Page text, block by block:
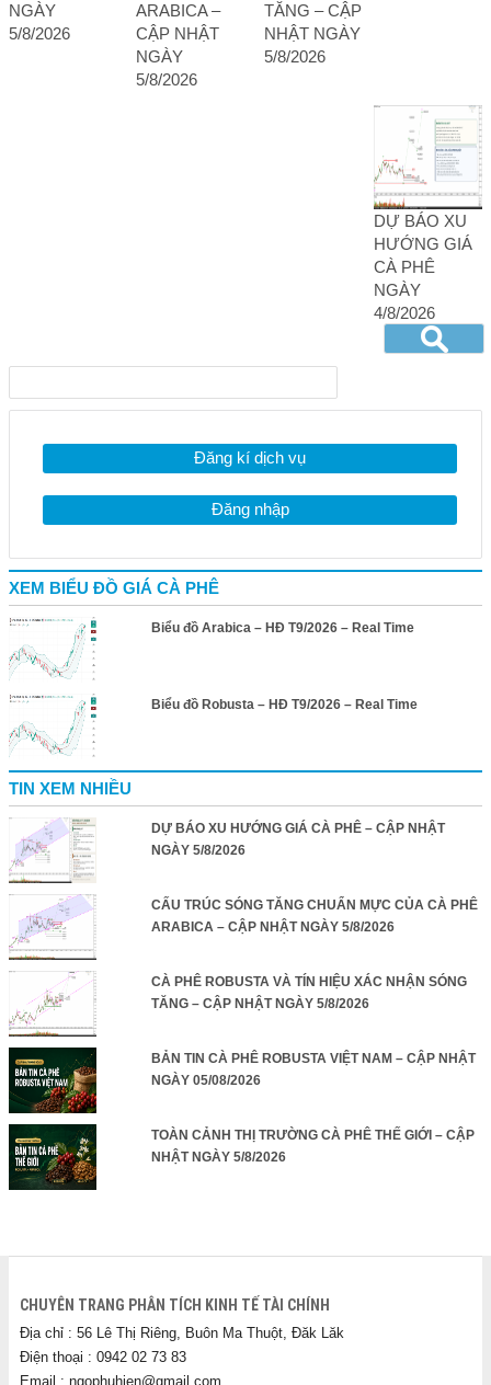
NGÀY
5/8/2026
ARABICA –
CẬP NHẬT
NGÀY
5/8/2026
TĂNG – CẬP
NHẬT NGÀY
5/8/2026
DỰ BÁO XU
HƯỚNG GIÁ
CÀ PHÊ
NGÀY
4/8/2026
Đăng kí dịch vụ
Đăng nhập
XEM BIỂU ĐỒ GIÁ CÀ PHÊ
Biểu đồ Arabica – HĐ T9/2026 – Real Time
Biểu đồ Robusta – HĐ T9/2026 – Real Time
TIN XEM NHIỀU
DỰ BÁO XU HƯỚNG GIÁ CÀ PHÊ – CẬP NHẬT
NGÀY 5/8/2026
CẤU TRÚC SÓNG TĂNG CHUẨN MỰC CỦA CÀ PHÊ
ARABICA – CẬP NHẬT NGÀY 5/8/2026
CÀ PHÊ ROBUSTA VÀ TÍN HIỆU XÁC NHẬN SÓNG
TĂNG – CẬP NHẬT NGÀY 5/8/2026
BẢN TIN CÀ PHÊ ROBUSTA VIỆT NAM – CẬP NHẬT
NGÀY 05/08/2026
TOÀN CẢNH THỊ TRƯỜNG CÀ PHÊ THẾ GIỚI – CẬP
NHẬT NGÀY 5/8/2026
CHUYÊN TRANG PHÂN TÍCH KINH TẾ TÀI CHÍNH
Địa chỉ : 56 Lê Thị Riêng, Buôn Ma Thuột, Đăk Lăk
Điện thoại : 0942 02 73 83
Email : ngophuhien@gmail.com